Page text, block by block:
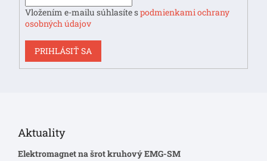
ý
p
Vložením e-mailu súhlasíte spodmienkami ochrany
osobných údajov
PRIHLÁSIŤ SA
Aktuality
Elektromagnet na šrot kruhový EMG-SM